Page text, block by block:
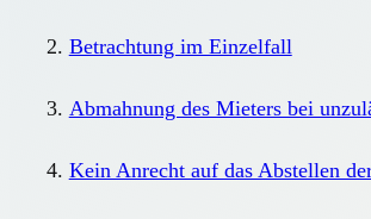
Betrachtung im Einzelfall
Abmahnung des Mieters bei
Kein Anrecht auf das Abstellen